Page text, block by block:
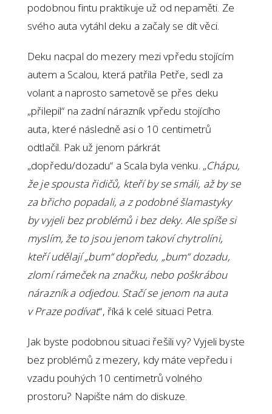
podobnou fintu praktikuje už od nepaměti. Ze
svého auta vytáhl deku a začaly se dít věci.
Deku nacpal do mezery mezi vpředu stojícím
autem a Scalou, která patřila Petře, sedl za
volant a naprosto sametově se přes deku
„přilepil“ na zadní nárazník vpředu stojícího
auta, které následně asi o 10 centimetrů
odtlačil. Pak už jenom párkrát
„dopředu/dozadu“ a Scala byla venku. „Chápu,
že je spousta řidičů, kteří by se smáli, až by se
za břicho popadali, a z podobné šlamastyky
by vyjeli bez problémů i bez deky. Ale spíše si
myslím, že to jsou jenom takoví chytrolíni,
kteří udělají „bum“ dopředu, „bum“ dozadu,
zlomí rámeček na značku, nebo poškrábou
nárazník a odjedou. Stačí se jenom na auta
v Praze podívat“, říká k celé situaci Petra.
Jak byste podobnou situaci řešili vy? Vyjeli byste
bez problémů z mezery, kdy máte vepředu i
vzadu pouhých 10 centimetrů volného
prostoru? Napište nám do diskuze.